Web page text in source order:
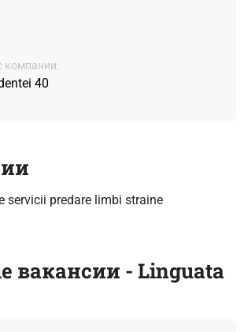
компании:
40
servicii predare limbi straine
вакансии - Linguata